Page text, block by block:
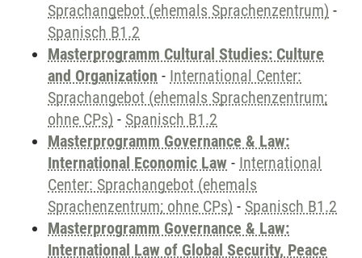
Sprachangebot (ehemals Sprachenzentrum) -
Spanisch B1.2
Masterprogramm Cultural Studies: Culture
and Organization - International Center:
Sprachangebot (ehemals Sprachenzentrum;
ohne CPs) - Spanisch B1.2
Masterprogramm Governance & Law:
International Economic Law - International
Center: Sprachangebot (ehemals
Sprachenzentrum; ohne CPs) - Spanisch B1.2
Masterprogramm Governance & Law:
International Law of Global Security, Peace